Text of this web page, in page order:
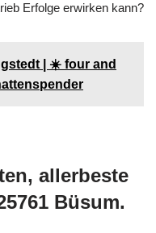
Erfolge erwirken kann?
| ☀️ four and
allerbeste
Büsum.